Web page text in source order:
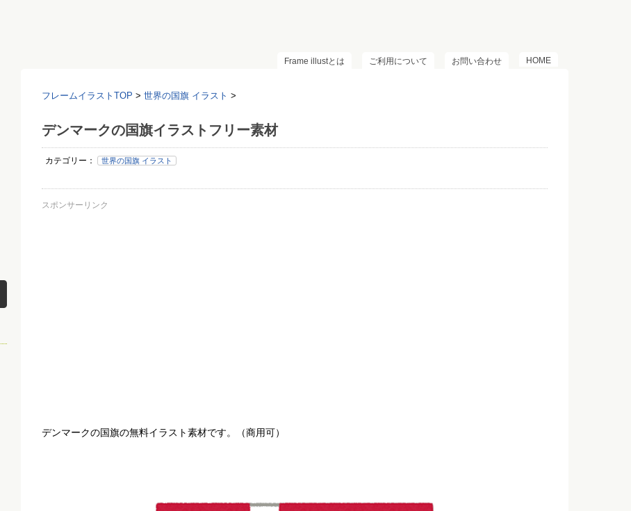
HOME
お問い合わせ
ご利用について
Frame illustとは
フレームイラストTOP > 世界の国旗 イラスト >
デンマークの国旗イラストフリー素材
カテゴリー： 世界の国旗 イラスト
スポンサーリンク
デンマークの国旗の無料イラスト素材です。（商用可）